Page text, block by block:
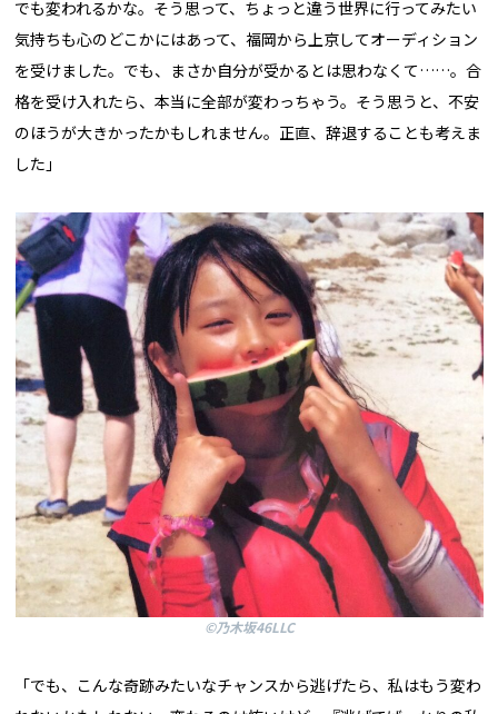
でも変われるかな。そう思って、ちょっと違う世界に行ってみたい
気持ちも心のどこかにはあって、福岡から上京してオーディション
を受けました。でも、まさか自分が受かるとは思わなくて……。合
格を受け入れたら、本当に全部が変わっちゃう。そう思うと、不安
のほうが大きかったかもしれません。正直、辞退することも考えま
した」
©乃木坂46LLC
「でも、こんな奇跡みたいなチャンスから逃げたら、私はもう変わ